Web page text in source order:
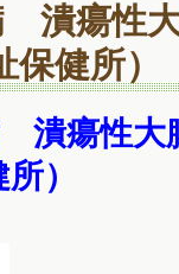
潰瘍性
健所）
潰瘍性大
）